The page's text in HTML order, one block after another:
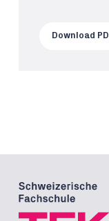
Download